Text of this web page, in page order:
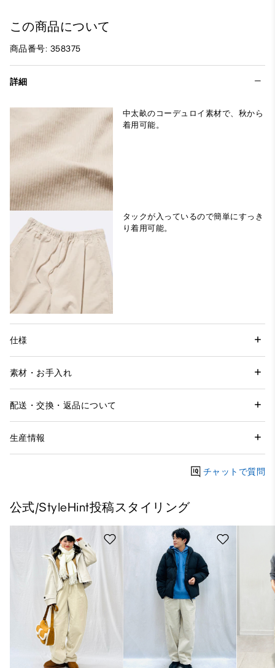
この商品について
商品番号: 358375
詳細
中太畝のコーデュロイ素材で、秋から
着用可能。
タックが入っているので簡単にすっき
り着用可能。
仕様
素材・お手入れ
配送・交換・返品について
生産情報
チャットで質問
公式/StyleHint投稿スタイリング